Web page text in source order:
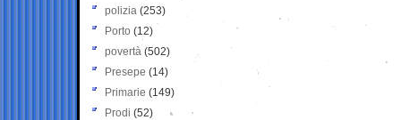
polizia (253)
Porto (12)
povertà (502)
Presepe (14)
Primarie (149)
Prodi (52)